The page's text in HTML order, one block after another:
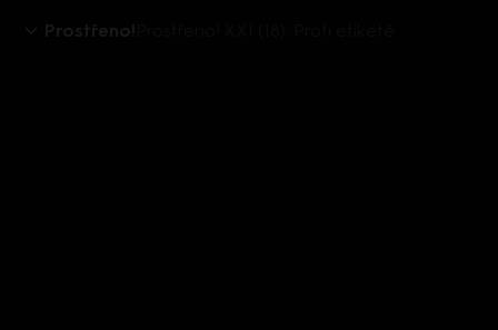
Prostřeno!